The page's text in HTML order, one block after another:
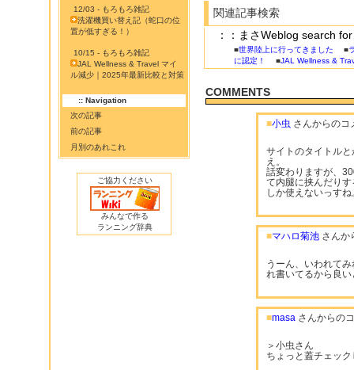
12/03 - もろもろ雑記
洗濯機買い替え記（蛇口の位
置が低すぎる！）
10/15 - もろもろ雑記
JAL Wellness & Travel マイ
ル減少｜2025年最新比較と対策
:: Navigation
次の記事
前の記事
月別のあれこれ
ご協力ください
みんなで作る
ランニング辞典
関連記事検索
：：まさWeblog search
■世界陸上に行ってきました ■
に認定！
■JAL Wellness &
COMMENTS
■小虫 さんからのコ
サイトのタイトル
え。
話変わりますが、
て内腿に挟んだり
しか使えないっすね
■マハロ菊池 さんか
うーん、いわれて
れ書いてるから良
■masa さんからの
＞小虫さん
ちょっと蓋チェッ